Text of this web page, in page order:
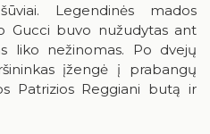
Legendinės mados
Gucci buvo nužudytas ant
liko nežinomas. Po dvejų
įžengė į prabangų
Patrizios Reggiani butą ir